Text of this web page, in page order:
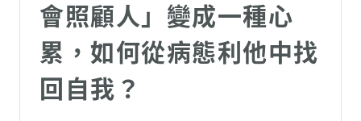
會照顧人」變成一種心
累，如何從病態利他中找
回自我？